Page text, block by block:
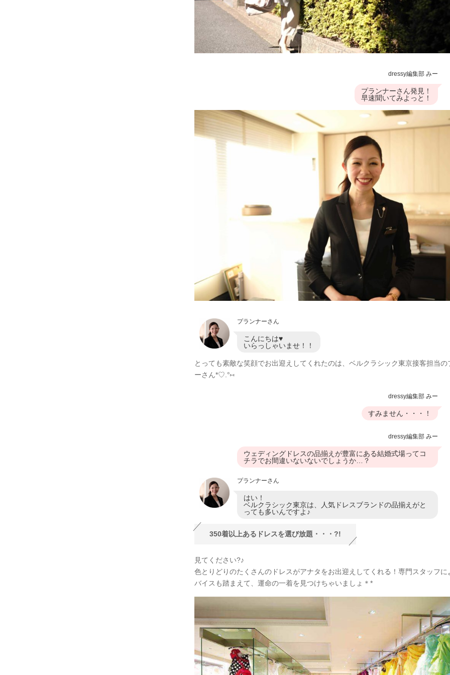
dressy編集部 みー
プランナーさん発見！
早速聞いてみよっと！
プランナーさん
こんにちは♥
いらっしゃいませ！！
とっても素敵な笑顔でお出迎えしてくれたのは、ベルクラシック東京接客担当の
ーさん*♡.°⑅
dressy編集部 みー
すみません・・・！
dressy編集部 みー
ウェディングドレスの品揃えが豊富にある結婚式場ってコ
チラでお間違いないないでしょうか…？
プランナーさん
はい！
ベルクラシック東京は、人気ドレスブランドの品揃えがと
っても多いんですよ♪
350着以上あるドレスを選び放題・・・?!
見てください?♪
色とりどりのたくさんのドレスがアナタをお出迎えしてくれる！専門スタッフに
バイスも踏まえて、運命の一着を見つけちゃいましょ＊*